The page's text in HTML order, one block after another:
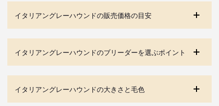
イタリアングレーハウンドの販売価格の目安
イタリアングレーハウンドのブリーダーを選ぶポイント
イタリアングレーハウンドの大きさと毛色